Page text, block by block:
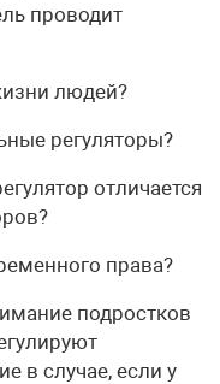
проводит
людей?
регуляторы?
отличается
права?
подростков
в случае, если у